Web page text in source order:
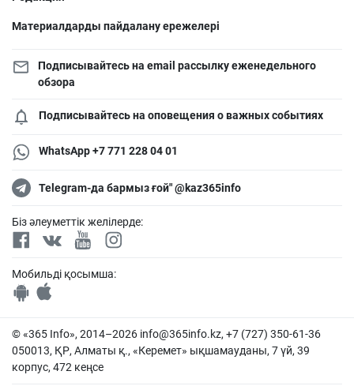
Материалдарды пайдалану ережелері
Подписывайтесь на email рассылку еженедельного
обзора
Подписывайтесь на оповещения о важных событиях
WhatsApp +7 771 228 04 01
Telegram-да бармыз ғой" @kaz365info
Біз әлеуметтік желілерде:
Мобильді қосымша:
© «365 Info», 2014–2026 info@365info.kz, +7 (727) 350-61-36
050013, ҚР, Алматы қ., «Керемет» ықшамауданы, 7 үй, 39
корпус, 472 кеңсе